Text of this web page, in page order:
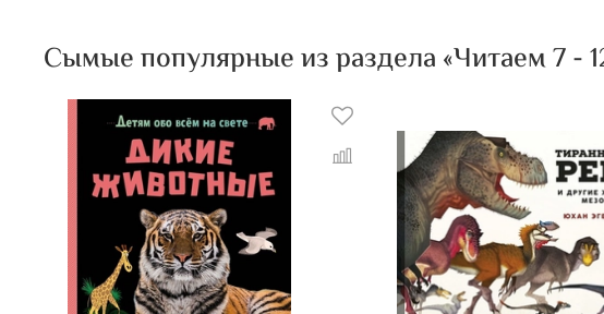
Сымые популярные из раздела «Читаем 7 -